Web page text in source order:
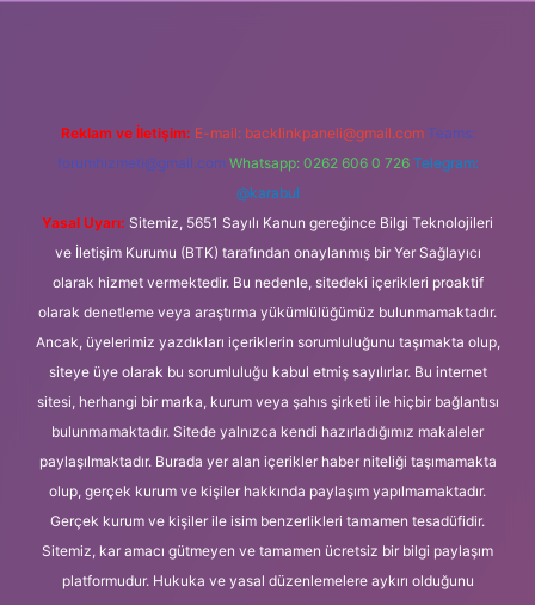
Reklam ve İletişim: E-mail: backlinkpaneli@gmail.com Teams:
forumhizmeti@gmail.com Whatsapp: 0262 606 0 726 Telegram:
@karabul
Yasal Uyarı: Sitemiz, 5651 Sayılı Kanun gereğince Bilgi Teknolojileri
ve İletişim Kurumu (BTK) tarafından onaylanmış bir Yer Sağlayıcı
olarak hizmet vermektedir. Bu nedenle, sitedeki içerikleri proaktif
olarak denetleme veya araştırma yükümlülüğümüz bulunmamaktadır.
Ancak, üyelerimiz yazdıkları içeriklerin sorumluluğunu taşımakta olup,
siteye üye olarak bu sorumluluğu kabul etmiş sayılırlar. Bu internet
sitesi, herhangi bir marka, kurum veya şahıs şirketi ile hiçbir bağlantısı
bulunmamaktadır. Sitede yalnızca kendi hazırladığımız makaleler
paylaşılmaktadır. Burada yer alan içerikler haber niteliği taşımamakta
olup, gerçek kurum ve kişiler hakkında paylaşım yapılmamaktadır.
Gerçek kurum ve kişiler ile isim benzerlikleri tamamen tesadüfidir.
Sitemiz, kar amacı gütmeyen ve tamamen ücretsiz bir bilgi paylaşım
platformudur. Hukuka ve yasal düzenlemelere aykırı olduğunu